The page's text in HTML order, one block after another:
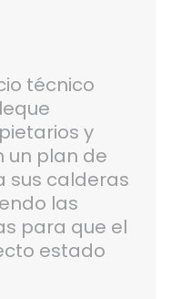
técnico
y
un plan de
sus calderas
las
para que el
estado